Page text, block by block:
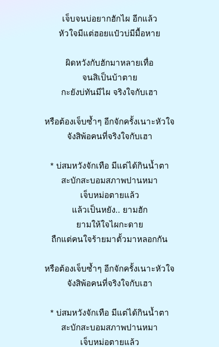
เจ็บจนบ่อยากฮักไผ อีกแล้ว
หัวใจมีแต่ฮอยแป๋วบ่มีมื้อหาย
ผิดหวังกับฮักมาหลายเทื่อ
จนสิเป็นบ้าตาย
กะยังบ่ทันมีไผ จริงใจกับเฮา
หรือต้องเจ็บซ้ำๆ อีกจักครั้งเนาะหัวใจ
จังสิพ้อคนที่จริงใจกับเฮา
* บ่สมหวังจักเทือ มีแต่ได้กินน้ำตา
สะบักสะบอมสภาพปานหมา
เจ็บหม่อตายแล้ว
แล้วเป็นหยัง.. ยามฮัก
ยามให้ใจไผกะดาย
ถืกแต่คนใจร้ายมาตั้วมาหลอกกัน
หรือต้องเจ็บซ้ำๆ อีกจักครั้งเนาะหัวใจ
จังสิพ้อคนที่จริงใจกับเฮา
* บ่สมหวังจักเทือ มีแต่ได้กินน้ำตา
สะบักสะบอมสภาพปานหมา
เจ็บหม่อตายแล้ว